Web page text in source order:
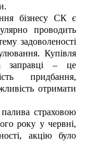
бізнесу СК є
проводить
задоволеності
Купівля
заправці – це
придбання,
отримати
страховою
року у червні,
акцію було